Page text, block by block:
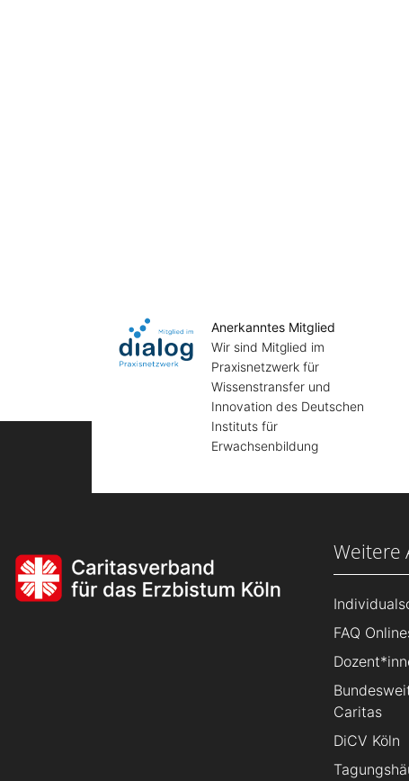
Anerkanntes Mitglied
Wir sind Mitglied im
Praxisnetzwerk für
Wissenstransfer und
Innovation des Deutschen
Instituts für
Erwachsenbildung
Weitere
FAQ
Caritas
DiCV Köln